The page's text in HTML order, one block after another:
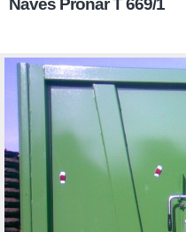
Návěs Pronar T 669/1